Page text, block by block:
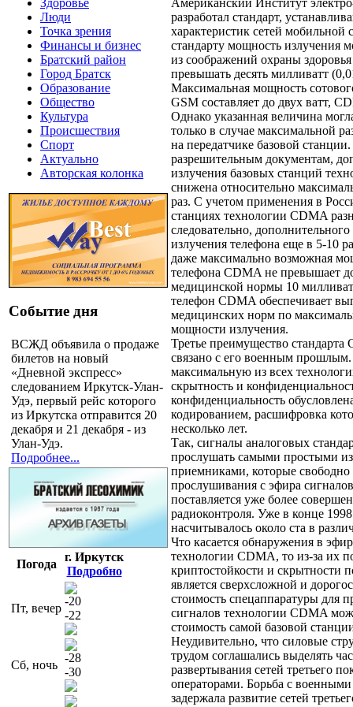
Здоровье
Люди
Точка зрения
Финансы и бизнес
Братский район
Город Братск
Образование
Общество
Культура
Происшествия
Спорт
Актуально
Авторская колонка
Событие дня
ВСЖД объявила о продаже
билетов на новый
«Дневной экспресс»
следованием Иркутск-Улан-
Удэ, первый рейс которого
из Иркутска отправится 20
декабря и 21 декабря - из
Улан-Удэ.
Подробнее...
Погода
г. Иркутск
Подробно
Пт, вечер
-20
-22
Сб, ночь
-28
-30
разработал стандарт,
характеристик сетей мобильной
стандарту мощность излучения
из соображений охраны
превышать десять милливатт
Максимальная мощность
GSM составляет до двух ватт,
Однако указанная величина
только в случае максимальной
на передатчике базовой
разрешительным документам,
излучения базовых станций
снижена относительно
раз. С учетом применения в
станциях технологии CDMA
следовательно,
излучения телефона еще в 5-10
даже максимально возможная
телефона CDMA не превышает
медицинской нормы 10
телефон CDMA обеспечивает
медицинских норм по
мощности излучения.
Третье преимущество
связано с его военным
максимальную из всех
скрытность и
конфиденциальность
кодированием, расшифровка
несколько лет.
Так, сигналы аналоговых
прослушать самыми простыми
приемниками, которые
прослушивания с эфира
поставляется уже более
радиоконтроля. Уже в конце
насчитывалось около ста в
Что касается обнаружения в
технологии CDMA, то из-за их
криптостойкости и скрытности
является сверхсложной и
стоимость спецаппаратуры для
сигналов технологии CDMA
стоимость самой базовой
Неудивительно, что силовые
трудом соглашались выделять
развертывания сетей третьего
операторами. Борьба с военными
задержала развитие сетей